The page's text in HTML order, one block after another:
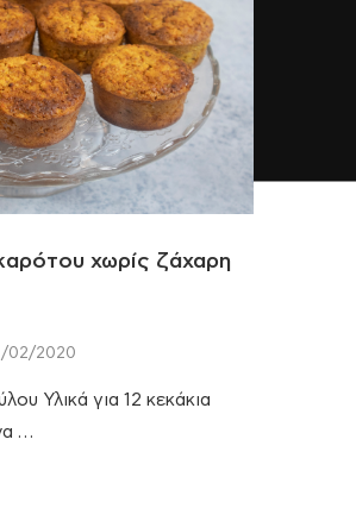
χωρίς ζάχαρη
02/2020
Υλικά για 12 κεκάκια
…